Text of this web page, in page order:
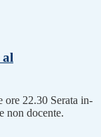
al
ore 22.30 Serata in-
non docente.